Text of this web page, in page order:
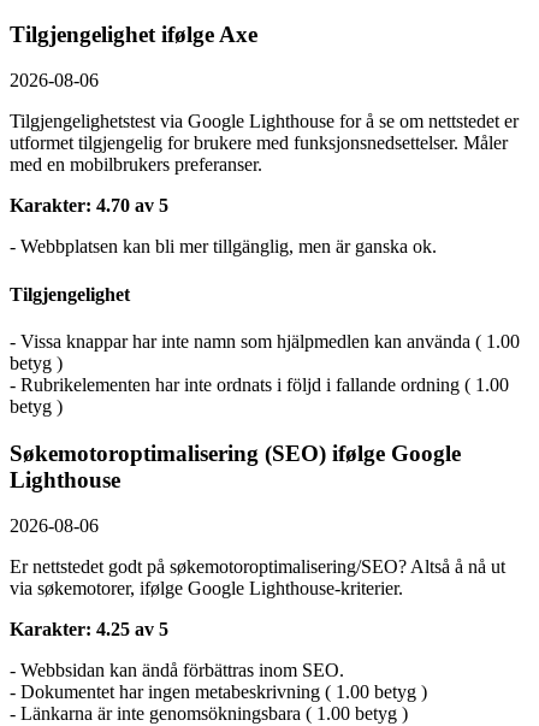
Tilgjengelighet ifølge Axe
2026-08-06
Tilgjengelighetstest via Google Lighthouse for å se om nettstedet er
utformet tilgjengelig for brukere med funksjonsnedsettelser. Måler
med en mobilbrukers preferanser.
Karakter: 4.70 av 5
- Webbplatsen kan bli mer tillgänglig, men är ganska ok.
Tilgjengelighet
- Vissa knappar har inte namn som hjälpmedlen kan använda ( 1.00
betyg )
- Rubrikelementen har inte ordnats i följd i fallande ordning ( 1.00
betyg )
Søkemotoroptimalisering (SEO) ifølge Google
Lighthouse
2026-08-06
Er nettstedet godt på søkemotoroptimalisering/SEO? Altså å nå ut
via søkemotorer, ifølge Google Lighthouse-kriterier.
Karakter: 4.25 av 5
- Webbsidan kan ändå förbättras inom SEO.
- Dokumentet har ingen metabeskrivning ( 1.00 betyg )
- Länkarna är inte genomsökningsbara ( 1.00 betyg )